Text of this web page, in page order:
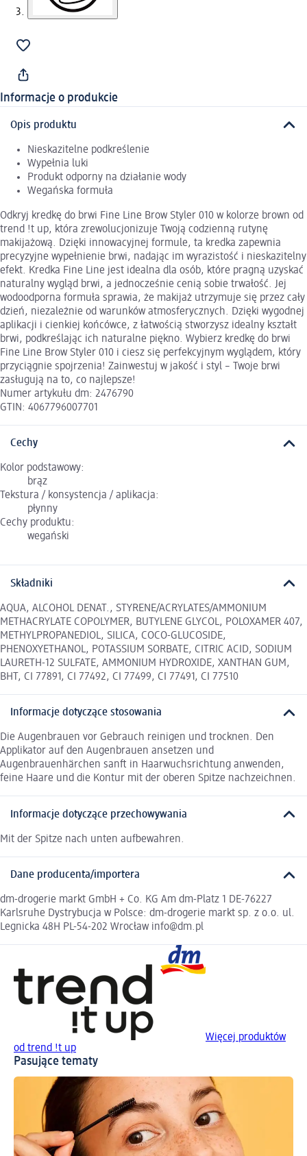
Informacje o produkcie
Opis produktu
Nieskazitelne podkreślenie
Wypełnia luki
Produkt odporny na działanie wody
Wegańska formuła
Odkryj kredkę do brwi Fine Line Brow Styler 010 w kolorze brown od
trend !t up, która zrewolucjonizuje Twoją codzienną rutynę
makijażową. Dzięki innowacyjnej formule, ta kredka zapewnia
precyzyjne wypełnienie brwi, nadając im wyrazistość i nieskazitelny
efekt. Kredka Fine Line jest idealna dla osób, które pragną uzyskać
naturalny wygląd brwi, a jednocześnie cenią sobie trwałość. Jej
wodoodporna formuła sprawia, że makijaż utrzymuje się przez cały
dzień, niezależnie od warunków atmosferycznych. Dzięki wygodnej
aplikacji i cienkiej końcówce, z łatwością stworzysz idealny kształt
brwi, podkreślając ich naturalne piękno. Wybierz kredkę do brwi
Fine Line Brow Styler 010 i ciesz się perfekcyjnym wyglądem, który
przyciągnie spojrzenia! Zainwestuj w jakość i styl – Twoje brwi
zasługują na to, co najlepsze!
Numer artykułu dm: 2476790
GTIN: 4067796007701
Cechy
Kolor podstawowy:
brąz
Tekstura / konsystencja / aplikacja:
płynny
Cechy produktu:
wegański
Składniki
AQUA, ALCOHOL DENAT., STYRENE/ACRYLATES/AMMONIUM
METHACRYLATE COPOLYMER, BUTYLENE GLYCOL, POLOXAMER 407,
METHYLPROPANEDIOL, SILICA, COCO-GLUCOSIDE,
PHENOXYETHANOL, POTASSIUM SORBATE, CITRIC ACID, SODIUM
LAURETH-12 SULFATE, AMMONIUM HYDROXIDE, XANTHAN GUM,
BHT, CI 77891, CI 77492, CI 77499, CI 77491, CI 77510
Informacje dotyczące stosowania
Die Augenbrauen vor Gebrauch reinigen und trocknen. Den
Applikator auf den Augenbrauen ansetzen und
Augenbrauenhärchen sanft in Haarwuchsrichtung anwenden,
feine Haare und die Kontur mit der oberen Spitze nachzeichnen.
Informacje dotyczące przechowywania
Mit der Spitze nach unten aufbewahren.
Dane producenta/importera
dm-drogerie markt GmbH + Co. KG Am dm-Platz 1 DE-76227
Karlsruhe Dystrybucja w Polsce: dm-drogerie markt sp. z o.o. ul.
Legnicka 48H PL-54-202 Wrocław info@dm.pl
Więcej produktów
od trend !t up
Pasujące tematy